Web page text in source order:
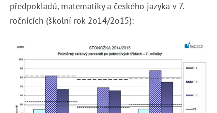
předpokladů, matematiky a českého jazyka v 7.
ročnících (školní rok 2o14/2o15):